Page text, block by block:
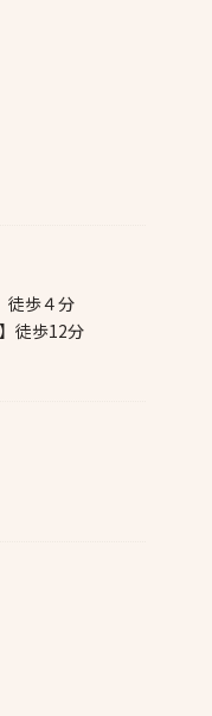
徒歩４分
徒歩12分